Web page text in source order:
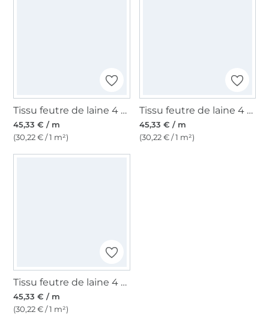
Tissu feutre de laine 4 mm gris foncé
45,33 € / m
(30,22 € / 1 m²)
Tissu feutre de laine 4 mm chamois
45,33 € / m
(30,22 € / 1 m²)
Tissu feutre de laine 4 mm, gris clair
45,33 € / m
(30,22 € / 1 m²)